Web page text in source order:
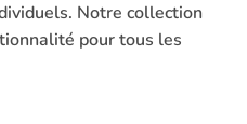
Notre collection
pour tous les